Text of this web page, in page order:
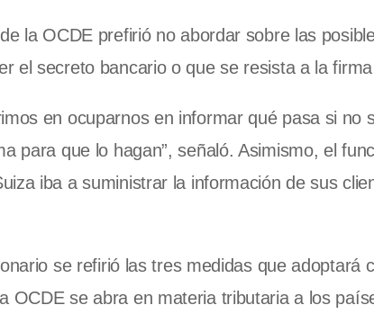
la OCDE prefirió no abordar sobre las
el secreto bancario o que se resista a la
en ocuparnos en informar qué pasa si no
para que lo hagan”, señaló. Asimismo, el
iba a suministrar la información de sus
se refirió las tres medidas que adoptará
OCDE se abra en materia tributaria a los